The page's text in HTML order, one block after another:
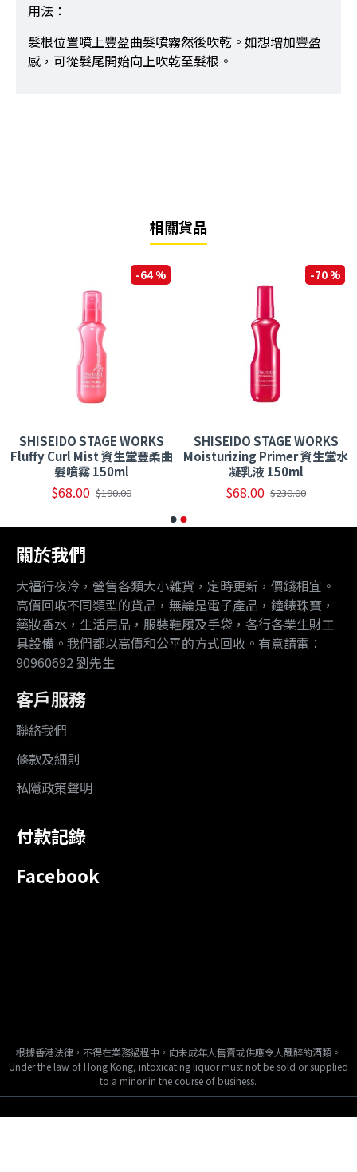
用法：
髮根位置噴上豐盈曲髮噴霧然後吹乾。如想增加豐盈
感，可從髮尾開始向上吹乾至髮根。
相關貨品
-64 %
SHISEIDO STAGE WORKS
Fluffy Curl Mist 資生堂豐柔曲
髮噴霧 150ml
$68.00 $190.00
-70 %
SHISEIDO STAGE WORKS
Moisturizing Primer 資生堂水
凝乳液 150ml
$68.00 $230.00
關於我們
大福行夜冷，營售各類大小雜貨，定時更新，價錢相宜。
高價回收不同類型的貨品，無論是電子產品，鐘錶珠寶，
藥妝香水，生活用品，服裝鞋履及手袋，各行各業生財工
具設備。我們都以高價和公平的方式回收。有意請電：
90960692 劉先生
客戶服務
聯絡我們
條款及細則
私隱政策聲明
付款記錄
Facebook
根據香港法律，不得在業務過程中，向未成年人售賣或供應令人醺醉的酒類。
Under the law of Hong Kong, intoxicating liquor must not be sold or supplied
to a minor in the course of business.
Copyright © 2024, Tai Fook Hong International Company Limited, All